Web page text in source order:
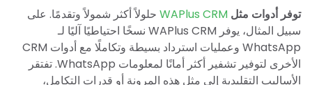
توفر أدوات مثل WAPlus CRM حلولاً أكثر شمولاً وتقدمًا. على
سبيل المثال، يوفر WAPlus CRM نسخًا احتياطيًا آليًا لـ
WhatsApp وعمليات استرداد بسيطة وتكاملًا مع أدوات CRM
الأخرى لتوفير تشفير أكثر أمانًا لمعلومات WhatsApp. تفتقر
الأساليب التقليدية إلى مثل هذه المرونة أو قدرات التكامل،